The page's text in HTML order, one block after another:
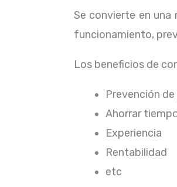
Se convierte en una
funcionamiento,
Los beneficios de
Prevención
Ahorrar
Experiencia
Rentabilidad
etc